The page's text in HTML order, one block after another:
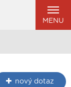
MENU
nový dotaz